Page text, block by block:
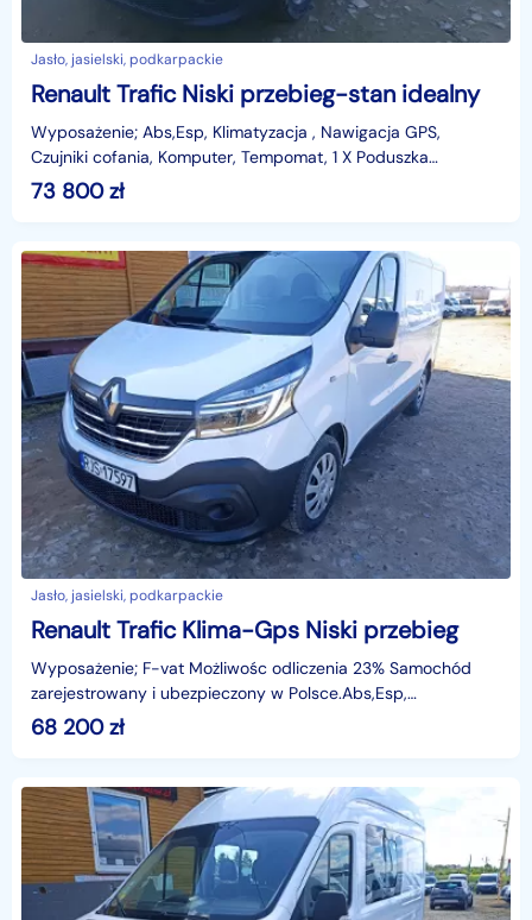
Jasło, jasielski, podkarpackie
Renault Trafic Niski przebieg-stan idealny
Wyposażenie; Abs,Esp, Klimatyzacja , Nawigacja GPS,
Czujniki cofania, Komputer, Tempomat, 1 X Poduszka
powietrzna, Lampy Ful Led, Elektryczne szyby, lusterka -o
73 800zł
Jasło, jasielski, podkarpackie
Renault Trafic Klima-Gps Niski przebieg
Wyposażenie; F-vat Możliwośc odliczenia 23% Samochód
zarejestrowany i ubezpieczony w Polsce.Abs,Esp,
Klimatyzacja , Nawigacja GPS, Czujniki cofania, Komputer,
68 200zł